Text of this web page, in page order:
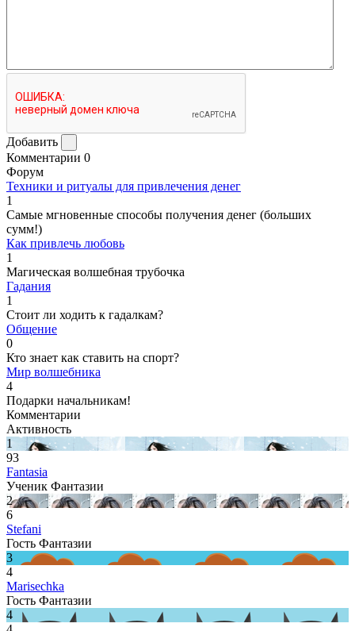
Добавить
Комментарии 0
Форум
Техники и ритуалы для привлечения денег
1
Самые мгновенные способы получения денег (больших
сумм!)
Как привлечь любовь
1
Магическая волшебная трубочка
Гадания
1
Стоит ли ходить к гадалкам?
Общение
0
Кто знает как ставить на спорт?
Мир волшебника
4
Подарки начальникам!
Комментарии
Активность
1
93
Fantasia
Ученик Фантазии
2
6
Stefani
Гость Фантазии
3
4
Marisechka
Гость Фантазии
4